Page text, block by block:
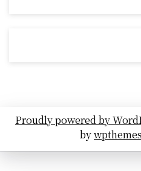
Proudly powered by
by